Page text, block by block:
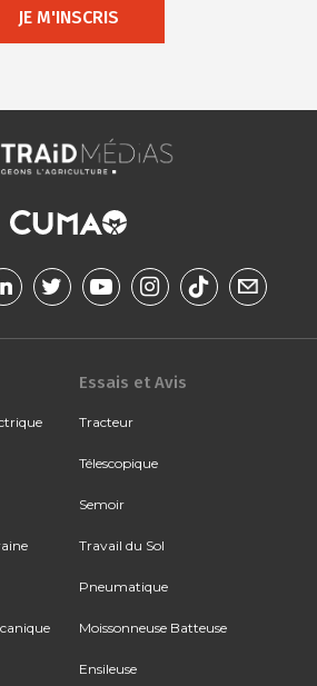
JE M'INSCRIS
Essais et Avis
Tracteur
Télescopique
Semoir
Travail du Sol
Pneumatique
Moissonneuse Batteuse
Ensileuse